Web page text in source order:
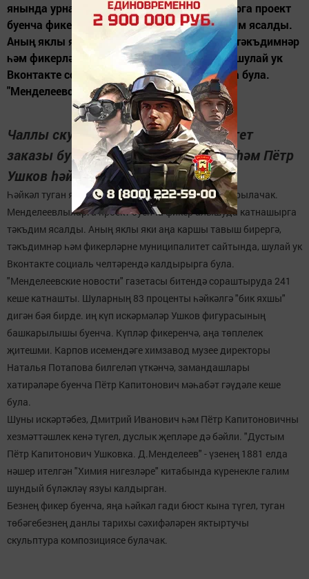
янында урнаштырылачак. Менделеевлыларга проект
буенча фикер алышуда катнашырга тәкъдим ясалды.
Аның яклы яки аңа каршы тавыш бирергә, тәкъдимнәр
һәм фикерләрне муниципалитет сайтында, шулай ук
Вконтакте социаль челтәрендә калдырырга була.
"Менделеевские новости" газетасы...
Чаллы скульпторлары муниципалитет
заказы буенча Дмитрий Менделеев һәм Пётр
Ушков һәйкәлләре макетын ясады.
Һәйкәл туган якны өйрәнү музее янында урнаштырылачак.
Менделеевлыларга проект буенча фикер алышуда катнашырга
тәкъдим ясалды. Аның яклы яки аңа каршы тавыш бирергә,
тәкъдимнәр һәм фикерләрне муниципалитет сайтында, шулай ук
Вконтакте социаль челтәрендә калдырырга була.
"Менделеевские новости" газетасы битендә сораштыруда 241
кеше катнашты. Шуларның 83 проценты һәйкәлгә "бик яхшы"
дигән бәя бирде. иң күп искәрмәләр Ушков фигурасының
башкарылышы буенча. Күпләр фикеренчә, аңа төплелек
җитешми. Карпов исемендәге химзавод музее директоры
Наталья Потапова билгеләп үткәнчә, замандашлары
хатирәләре буенча Пётр Капитонович мәһабәт гәүдәле кеше
була.
Шуны искәртәбез, Дмитрий Иванович һәм Пётр Капитоновичны
хезмәттәшлек кенә түгел, дуслык җепләре дә бәйли. "Дустым
Пётр Капитонович Ушковка. Д.Менделеев" - үзенең 1881 елда
нәшер ителгән "Химия нигезләре" китабында күренекле галим
шундый бүләкләү язуы калдырган.
Безнең фикер буенча, яңа һәйкәл гади бюст кына түгел, туган
төбәгебезнең данлы тарихы сәхифәләрен яктыртучы
скульптура композициясе булачак.